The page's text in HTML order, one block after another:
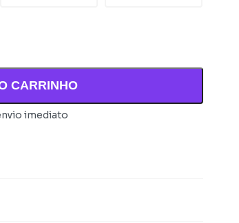
CARRINHO
imediato